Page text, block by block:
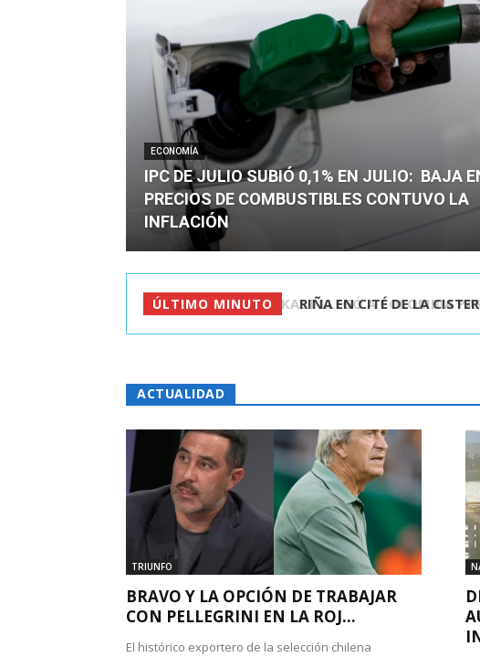
ECONOMÍA
IPC DE JULIO SUBIÓ 0,1% EN JULIO: BAJA
PRECIOS DE COMBUSTIBLES CONTUVO LA
INFLACIÓN
ÚLTIMO MINUTO RIÑA EN CITÉ DE LA
ACTUALIDAD
TRIUNFO
BRAVO Y LA OPCIÓN DE TRABAJAR
CON PELLEGRINI EN LA ROJ...
El histórico exportero de la selección chilena